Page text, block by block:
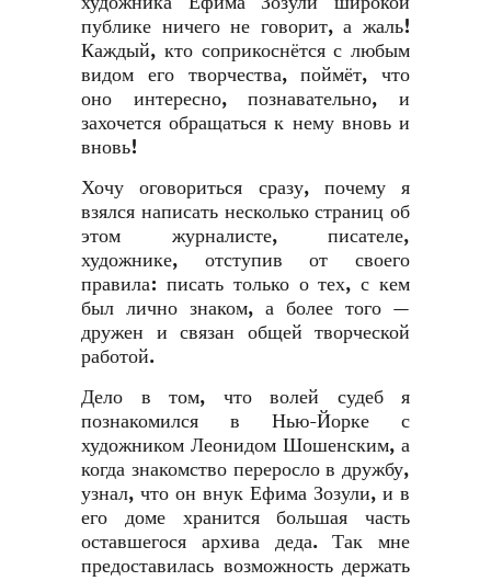
публике ничего не говорит, а жаль!
Каждый, кто соприкоснётся с любым
видом его творчества, поймёт, что
оно интересно, познавательно, и
захочется обращаться к нему вновь и
вновь!
Хочу оговориться сразу, почему я
взялся написать несколько страниц об
этом журналисте, писателе,
художнике, отступив от своего
правила: писать только о тех, с кем
был лично знаком, а более того —
дружен и связан общей творческой
работой.
Дело в том, что волей судеб я
познакомился в Нью-Йорке с
художником Леонидом Шошенским, а
когда знакомство переросло в дружбу,
узнал, что он внук Ефима Зозули, и в
его доме хранится большая часть
оставшегося архива деда. Так мне
предоставилась возможность держать